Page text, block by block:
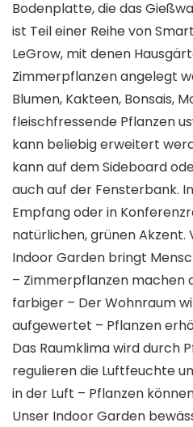
Bodenplatte, die das
ist Teil einer Reihe von
LeGrow, mit denen
Zimmerpflanzen angelegt
Blumen, Kakteen, Bonsais,
fleischfressende Pflanzen
kann beliebig erweitert
kann auf dem Sideboard
auch auf der Fensterbank.
Empfang oder in
natürlichen, grünen Akzent.
Indoor Garden bringt
– Zimmerpflanzen machen
farbiger – Der Wohnraum
aufgewertet – Pflanzen
Das Raumklima wird durch
regulieren die Luftfeuchte
in der Luft – Pflanzen
Unser Indoor Garden